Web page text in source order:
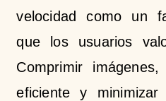
velocidad como un
que los usuarios
Comprimir
eficiente y